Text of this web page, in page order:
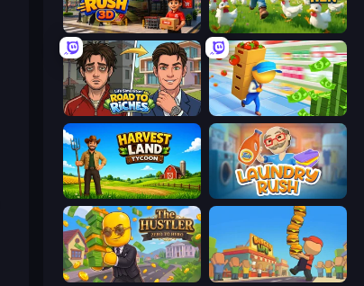
Shop Rush 3D Catch the Hen
Life Simulator: Road to Riches Supermarket Empire
Harvest Land Tycoon Laundry Rush
The Hustler Burger Life